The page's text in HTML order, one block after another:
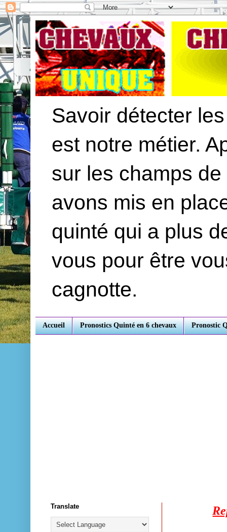
Savoir détecter
est notre métier.
sur les champs
avons mis en
quinté qui a plus
vous pour être
cagnotte.
Accueil Pronostics Quinté en 6 chevaux Pronostic
Translate